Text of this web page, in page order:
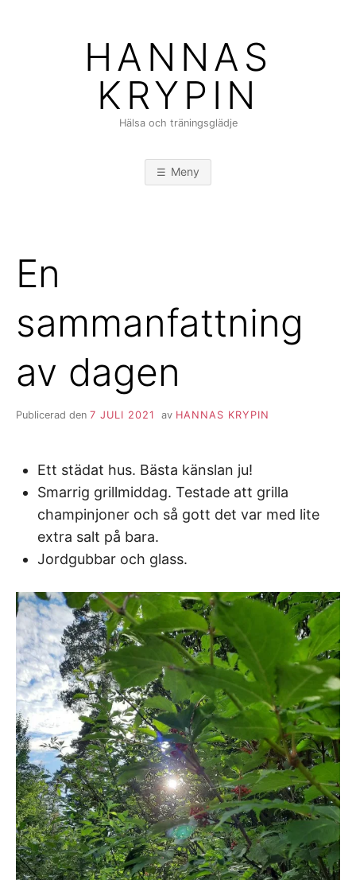
HANNAS
KRYPIN
Hälsa och träningsglädje
Meny
En
sammanfattning
av dagen
Publicerad den 7 JULI 2021 av HANNAS KRYPIN
Ett städat hus. Bästa känslan ju!
Smarrig grillmiddag. Testade att grilla
champinjoner och så gott det var med lite
extra salt på bara.
Jordgubbar och glass.